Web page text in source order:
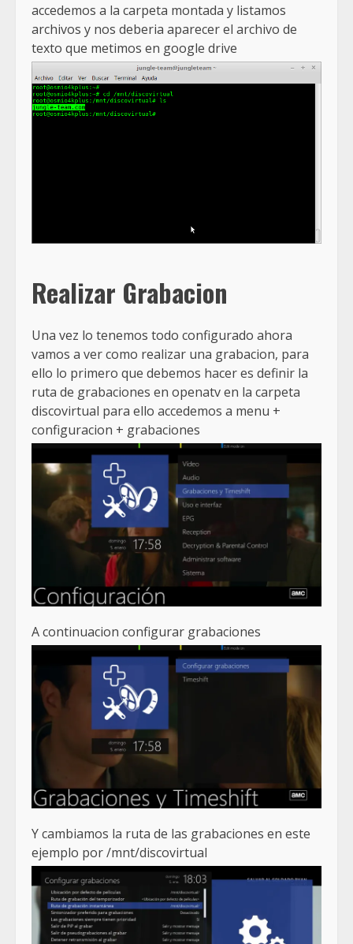
accedemos a la carpeta montada y listamos
archivos y nos deberia aparecer el archivo de
texto que metimos en google drive
Realizar Grabacion
Una vez lo tenemos todo configurado ahora
vamos a ver como realizar una grabacion, para
ello lo primero que debemos hacer es definir la
ruta de grabaciones en openatv en la carpeta
discovirtual para ello accedemos a menu +
configuracion + grabaciones
A continuacion configurar grabaciones
Y cambiamos la ruta de las grabaciones en este
ejemplo por /mnt/discovirtual